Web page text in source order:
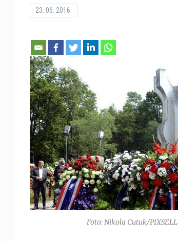
23. 06. 2016.
Foto: Nikola Cutuk/PIXSELL